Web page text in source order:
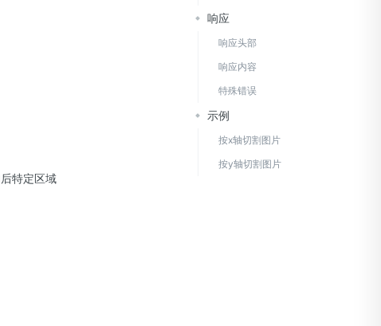
特定区域
响应
响应头部
响应内容
特殊错误
示例
按x轴切割图片
按y轴切割图片